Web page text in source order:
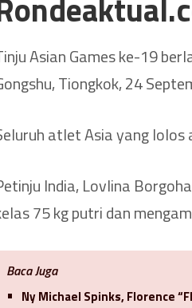
Asian Games ke-19
Tiongkok, 24
atlet Asia yang lolos
India, Lovlina
75 kg putri dan
Baca Juga
Ny Michael Spinks, Florence